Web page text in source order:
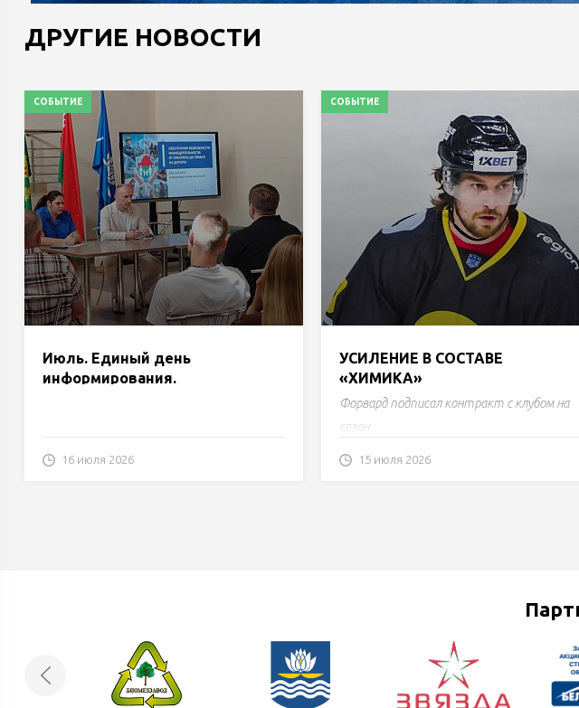
ДРУГИЕ НОВОСТИ
СОБЫТИЕ
Июль. Единый день
информирования.
16 июля 2026
СОБЫТИЕ
УСИЛЕНИЕ В СОСТАВЕ
«ХИМИКА»
Форвард подписал контракт с клубом на
сезон
15 июля 2026